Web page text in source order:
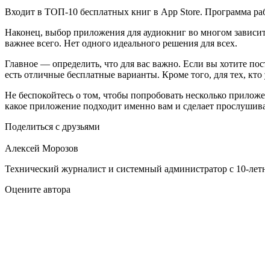
Входит в ТОП-10 бесплатных книг в App Store. Программа
Наконец, выбор приложения для аудиокниг во многом
важнее всего. Нет одного идеального решения для всех.
Главное — определить, что для вас важно. Если вы хотите
есть отличные бесплатные варианты. Кроме того, для тех,
Не беспокойтесь о том, чтобы попробовать несколько
какое приложение подходит именно вам и сделает
Поделиться с друзьями
Алексей Морозов
Технический журналист и системный администратор с
Оцените автора